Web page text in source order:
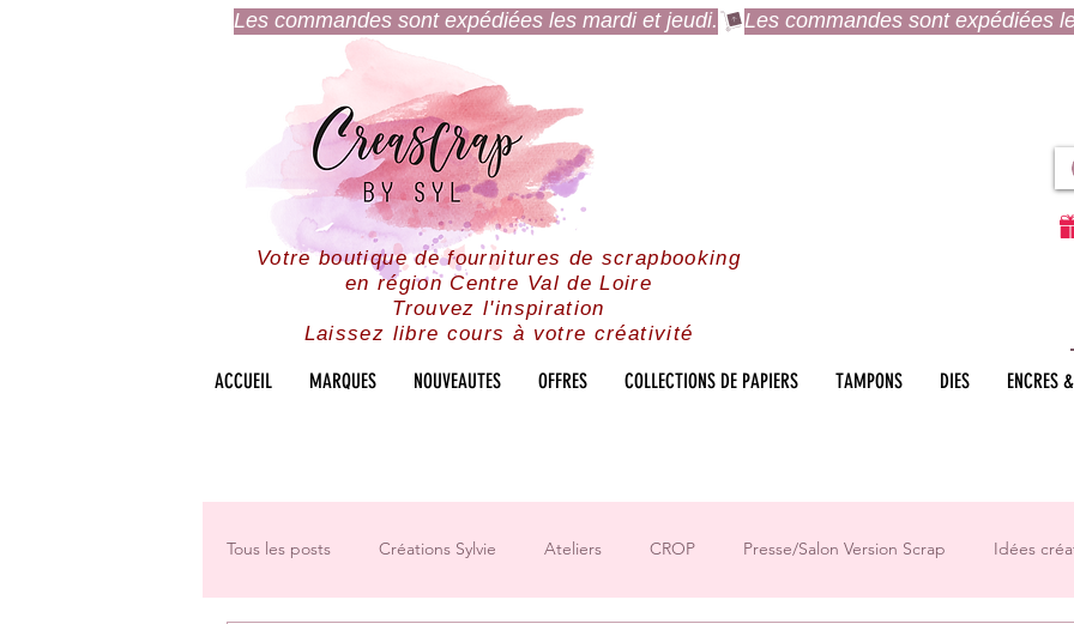
Les commandes sont expédiées les mardi et jeudi.
Votre boutique de fournitures de scrapbooking
en région Centre Val de Loire
Trouvez l'inspiration
Laissez libre cours à votre créativité
ACCUEIL MARQUES NOUVEAUTES OFFRES COLLECTIONS DE PAPIERS TAMPONS DIES ENCRES
Tous les posts Créations Sylvie Ateliers CROP Presse/Salon Version Scrap Idées